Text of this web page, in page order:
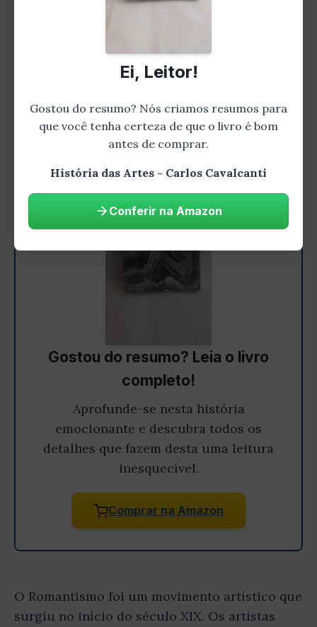
inspiraram na arte grega e romana antiga,
equilibradas, harmoniosas e racionais.
Gostou do resumo? Leia o livro
completo!
Aprofunde-se nesta história
emocionante e descubra todos os
detalhes que fazem desta uma leitura
inesquecível.
Comprar na Amazon
O Romantismo foi um movimento artístico que
surgiu no início do século XIX. Os artistas
Ei, Leitor!
Gostou do resumo? Nós criamos resumos para
que você tenha certeza de que o livro é bom
antes de comprar.
História das Artes - Carlos Cavalcanti
Conferir na Amazon